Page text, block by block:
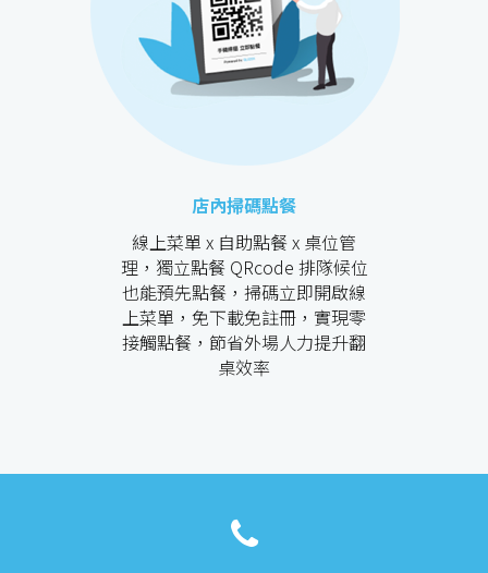
店內掃碼點餐
線上菜單 x 自助點餐 x 桌位管
理，獨立點餐 QRcode 排隊候位
也能預先點餐，掃碼立即開啟線
上菜單，免下載免註冊，實現零
接觸點餐，節省外場人力提升翻
桌效率